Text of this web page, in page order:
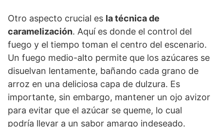
Otro aspecto crucial es la técnica de
caramelización. Aquí es donde el control del
fuego y el tiempo toman el centro del escenario.
Un fuego medio-alto permite que los azúcares se
disuelvan lentamente, bañando cada grano de
arroz en una deliciosa capa de dulzura. Es
importante, sin embargo, mantener un ojo avizor
para evitar que el azúcar se queme, lo cual
podría llevar a un sabor amargo indeseado.